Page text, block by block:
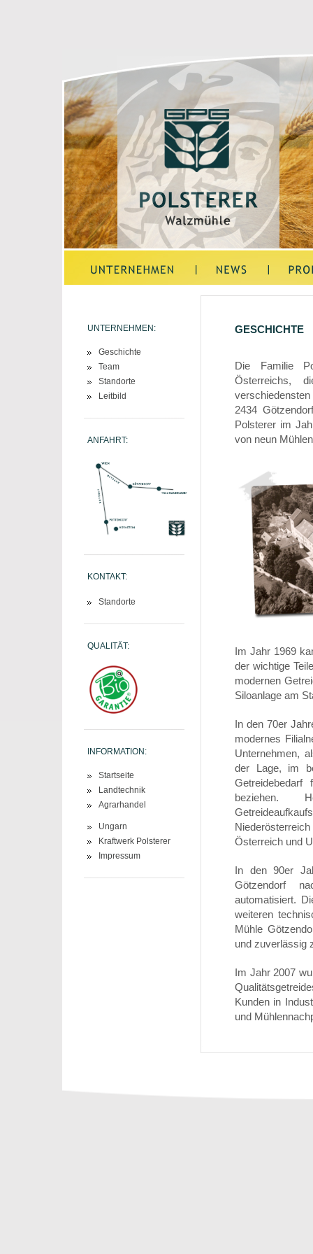
UNTERNEHMEN:
Geschichte
Team
Standorte
Leitbild
ANFAHRT:
KONTAKT:
Standorte
QUALITÄT:
INFORMATION:
Startseite
Landtechnik
Agrarhandel
Ungarn
Kraftwerk Polsterer
Impressum
GESCHICHTE
Die Familie
Österreichs,
2434
Polsterer im
von neun
Im Jahr 1969
der wichtige
modernen
Siloanlage am
In den 70er
modernes
Unternehmen,
der Lage, im
beziehen.
Österreich und
In den 90er
Götzendorf
automatisiert.
weiteren
Mühle
und zuverlässig
Im Jahr 2007
Kunden in
und